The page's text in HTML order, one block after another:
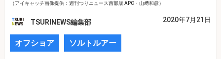
（アイキャッチ画像提供：週刊つりニュース西部版 APC・山﨑和彦）
TSURINEWS編集部 2020年7月21日
オフショア ソルトルアー